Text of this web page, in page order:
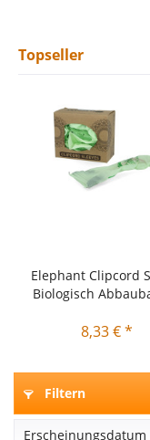
Topseller
Elephant Clipcord
Biologisch
8,33 € *
Filtern